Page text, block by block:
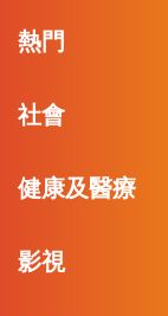
熱門
社會
健康及醫療
影視